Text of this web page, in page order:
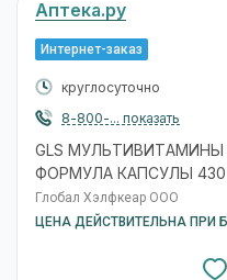
Аптека.ру
Интернет-заказ
круглосуточно
8-800-... показать
GLS
ФОРМУЛА КАПСУЛЫ
Глобал Хэлфкеар ООО
ЦЕНА ДЕЙСТВИТЕЛЬНА ПРИ